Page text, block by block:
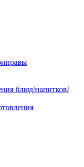
блюд/напитков/